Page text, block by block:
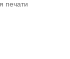
печати